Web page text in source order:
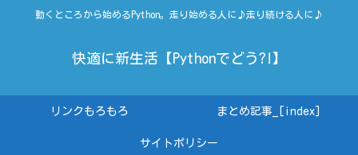
動くところから始めるPython。走り始める人に♪走り続ける人に♪
快適に新生活【Pythonでどう?!】
リンクもろもろ まとめ記事_[index]
サイトポリシー